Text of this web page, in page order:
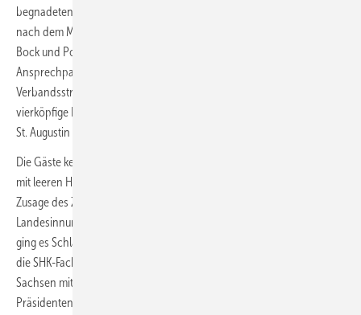
begnadeten Netzwerkers mit vielfältigen Beziehungen. Unmittelbar
nach dem Mauerfall sandte ihn der damalige ZVSHK-HGF Michael von
Bock und Polach nach Osten mit der Aufgabe, geeignete
Ansprechpartner zu finden für den Aufbau moderner SHK-
Verbandsstrukturen in der Noch-DDR. Und er wurde fündig, eine
vierköpfige Delegation aus Leipzig und Gera für eine erste Reise nach
St. Augustin war schnell zusammengestellt.
Die Gäste kehrten nach diesem vorweihnachtlichen Blitzbesuch nicht
mit leeren Händen in die Heimat zurück, sondern mit der festen
Zusage des ZVSHK, sie bei der (Wieder-)Gründung von Innungen und
Landesinnungsverbänden nach Kräften zu unterstützen. Von da an
ging es Schlag auf Schlag: Schon am 16. Januar 1990 wurden in Gera
die SHK-Fachverbände Thüringen mit Manfred ­Pötzschner und
Sachsen mit dem kürzlich verstorbenen, späteren ZVSHK-
Präsidenten Bruno Schliefke an der Spitze gegründet. Und keine zwei